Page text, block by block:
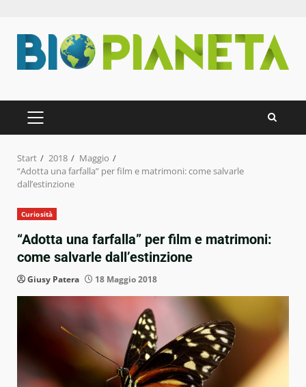
Inhalt
springen
PRIMÄRES
MENÜ
Start 2018
Maggio
“Adotta una farfalla” per film e matrimoni: come salvarle
dall’estinzione
Curiosità
“Adotta una farfalla” per film e matrimoni:
come salvarle dall’estinzione
Giusy Patera 18 Maggio 2018